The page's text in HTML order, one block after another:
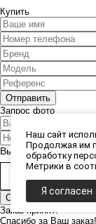
Купить
Запрос фото
Выберите способ
Заказ принят!
Спасибо за Ваш заказ!
Наш сайт
Продолжая им
обработку
Метрики в
Я согласен